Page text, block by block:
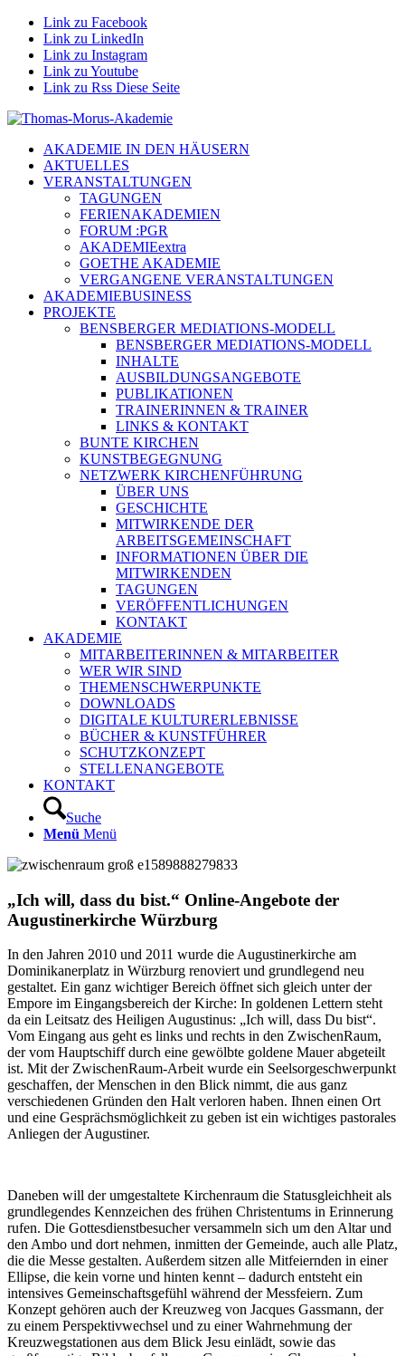
Link zu Facebook
Link zu LinkedIn
Link zu Instagram
Link zu Youtube
Link zu Rss Diese Seite
AKADEMIE IN DEN HÄUSERN
AKTUELLES
VERANSTALTUNGEN
TAGUNGEN
FERIENAKADEMIEN
FORUM :PGR
AKADEMIEextra
GOETHE AKADEMIE
VERGANGENE VERANSTALTUNGEN
AKADEMIEBUSINESS
PROJEKTE
BENSBERGER MEDIATIONS-MODELL
BENSBERGER MEDIATIONS-MODELL
INHALTE
AUSBILDUNGSANGEBOTE
PUBLIKATIONEN
TRAINERINNEN & TRAINER
LINKS & KONTAKT
BUNTE KIRCHEN
KUNSTBEGEGNUNG
NETZWERK KIRCHENFÜHRUNG
ÜBER UNS
GESCHICHTE
MITWIRKENDE DER
ARBEITSGEMEINSCHAFT
INFORMATIONEN ÜBER DIE
MITWIRKENDEN
TAGUNGEN
VERÖFFENTLICHUNGEN
KONTAKT
AKADEMIE
MITARBEITERINNEN & MITARBEITER
WER WIR SIND
THEMENSCHWERPUNKTE
DOWNLOADS
DIGITALE KULTURERLEBNISSE
BÜCHER & KUNSTFÜHRER
SCHUTZKONZEPT
STELLENANGEBOTE
KONTAKT
Suche
Menü Menü
„Ich will, dass du bist.“ Online-Angebote der
Augustinerkirche Würzburg
In den Jahren 2010 und 2011 wurde die Augustinerkirche am
Dominikanerplatz in Würzburg renoviert und grundlegend neu
gestaltet. Ein ganz wichtiger Bereich öffnet sich gleich unter der
Empore im Eingangsbereich der Kirche: In goldenen Lettern steht
da ein Leitsatz des Heiligen Augustinus: „Ich will, dass Du bist“.
Vom Eingang aus geht es links und rechts in den ZwischenRaum,
der vom Hauptschiff durch eine gewölbte goldene Mauer abgeteilt
ist. Mit der ZwischenRaum-Arbeit wurde ein Seelsorgeschwerpunkt
geschaffen, der Menschen in den Blick nimmt, die aus ganz
verschiedenen Gründen den Halt verloren haben. Ihnen einen Ort
und eine Gesprächsmöglichkeit zu geben ist ein wichtiges pastorales
Anliegen der Augustiner.
Daneben will der umgestaltete Kirchenraum die Statusgleichheit als
grundlegendes Kennzeichen des frühen Christentums in Erinnerung
rufen. Die Gottesdienstbesucher versammeln sich um den Altar und
den Ambo und dort nehmen, inmitten der Gemeinde, auch alle Platz,
die die Messe gestalten. Außerdem sitzen alle Mitfeiernden in einer
Ellipse, die kein vorne und hinten kennt – dadurch entsteht ein
intensives Gemeinschaftsgefühl während der Messfeiern. Zum
Konzept gehören auch der Kreuzweg von Jacques Gassmann, der
zu einem Perspektivwechsel und zu einer Wahrnehmung der
Kreuzwegstationen aus dem Blick Jesu einlädt, sowie das